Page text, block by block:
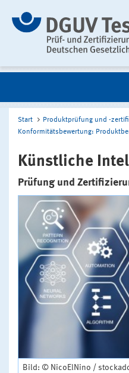
Start
Produktprüfung und -
Konformitätsbewertung:
Künstliche
Prüfung und
Bild: © NicoElNino /